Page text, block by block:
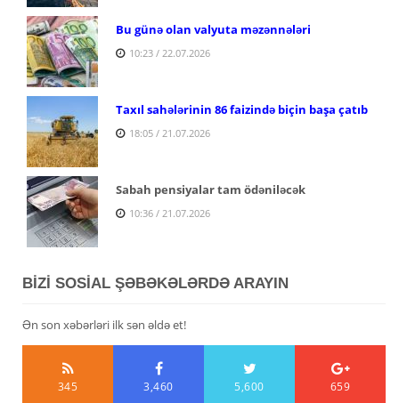
Bu günə olan valyuta məzənnələri
10:23 / 22.07.2026
Taxıl sahələrinin 86 faizində biçin başa çatıb
18:05 / 21.07.2026
Sabah pensiyalar tam ödəniləcək
10:36 / 21.07.2026
BİZİ SOSİAL ŞƏBƏKƏLƏRDƏ ARAYIN
Ən son xəbərləri ilk sən əldə et!
345 3,460 5,600 659